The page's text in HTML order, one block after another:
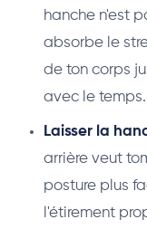
hanche n'est
absorbe le
de ton corps
avec le temps.
Laisser la
arrière veut
posture plus
l'étirement